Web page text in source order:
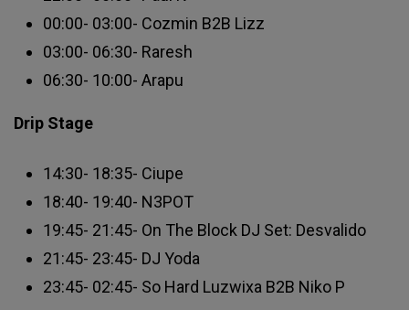
00:00- 03:00- Cozmin B2B Lizz
03:00- 06:30- Raresh
06:30- 10:00- Arapu
Drip Stage
14:30- 18:35- Ciupe
18:40- 19:40- N3POT
19:45- 21:45- On The Block DJ Set: Desvalido
21:45- 23:45- DJ Yoda
23:45- 02:45- So Hard Luzwixa B2B Niko P